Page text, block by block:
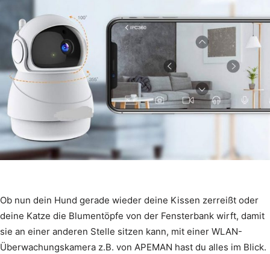
Ob nun dein Hund gerade wieder deine Kissen zerreißt oder
deine Katze die Blumentöpfe von der Fensterbank wirft, damit
sie an einer anderen Stelle sitzen kann, mit einer WLAN-
Überwachungskamera z.B. von APEMAN hast du alles im Blick.